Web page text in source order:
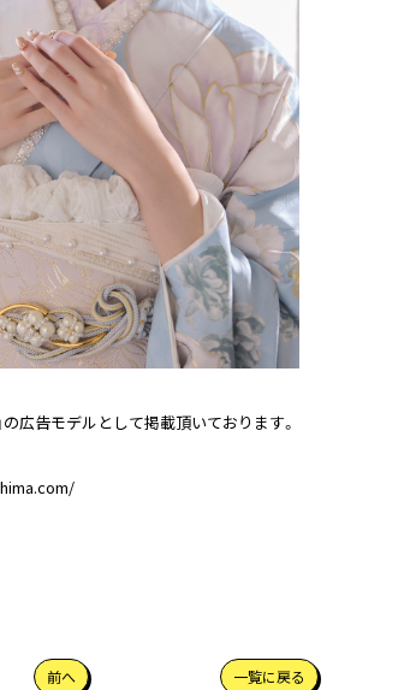
広告モデルとして掲載頂いております。
前へ 一覧に戻る